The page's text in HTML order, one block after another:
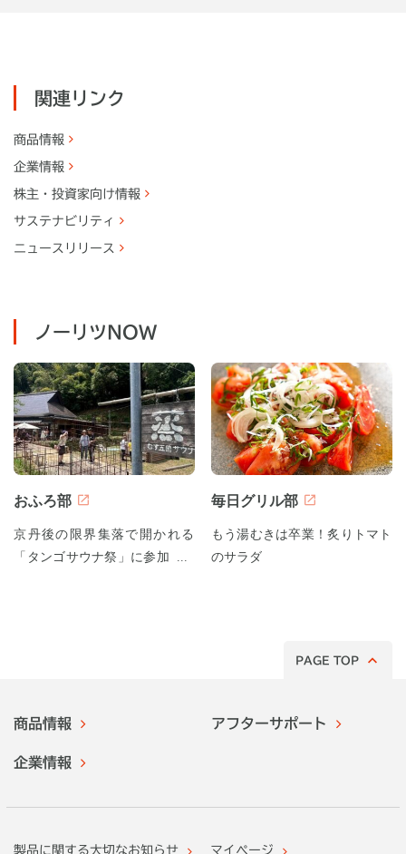
関連リンク
商品情報
企業情報
株主・ 投資家向け情報
サステナビリティ
ニュースリリース
ノーリツNOW
おふろ部
京丹後の限界集落で開かれる
「タンゴサウナ祭」に参加して
毎日グリル部
もう湯むきは卒業！炙りトマト
のサラダ
PAGE TOP
商品情報 アフターサポート
企業情報
製品に関する大切なお知らせ マイページ